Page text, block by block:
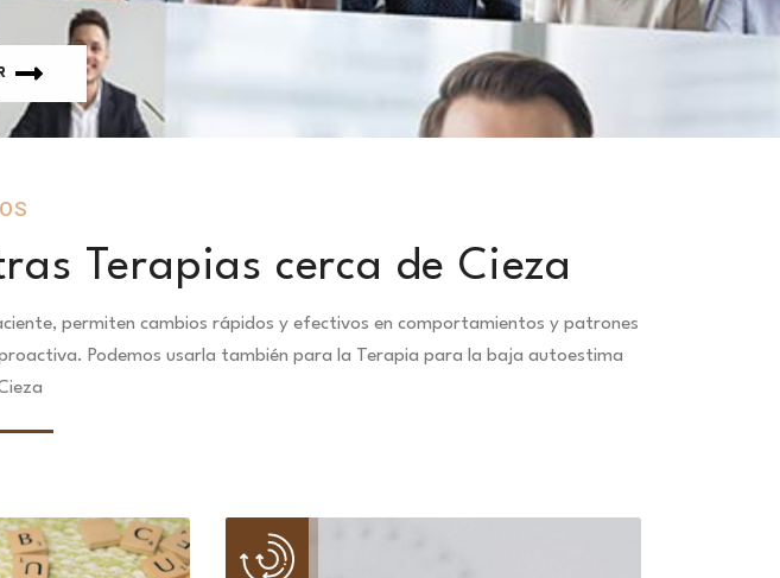
Terapias cerca de Cieza
permiten cambios rápidos y efectivos en comportamientos y patrones
Podemos usarla también para la Terapia para la baja autoestima